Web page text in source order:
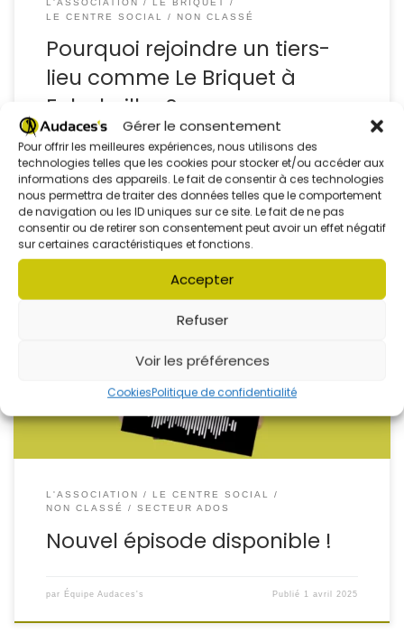
Gérer le consentement
Pour offrir les meilleures expériences, nous utilisons des
technologies telles que les cookies pour stocker et/ou accéder aux
informations des appareils. Le fait de consentir à ces technologies
nous permettra de traiter des données telles que le comportement
de navigation ou les ID uniques sur ce site. Le fait de ne pas
consentir ou de retirer son consentement peut avoir un effet négatif
sur certaines caractéristiques et fonctions.
Accepter
Refuser
Voir les préférences
CookiesPolitique de confidentialité
L'ASSOCIATION
LE BRIQUET
LE CENTRE SOCIAL
NON CLASSÉ
Pourquoi rejoindre un tiers-
lieu comme Le Briquet à
Folschviller ?
parÉquipe Audaces's Publié4 avril 2025
La Web Radio Génération Ouverte du Centre Social
Audaces’s vous emmène cette semaine dans l’univers
narration et d’illustration Dans ce 2e épisode de notre
podcast « Toon Buster » (Saison 1, Épisode 2), découvrez :
Son parcours d’artiste : ses inspirations, ses luttes, […]
L'ASSOCIATION
LE CENTRE SOCIAL
NON CLASSÉ
SECTEUR ADOS
Nouvel épisode disponible !
par Équipe Audaces's Publié 1 avril 2025